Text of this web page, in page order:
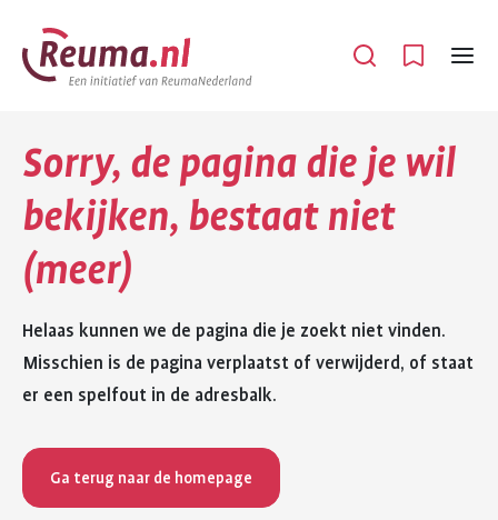
Spring
naar
hoofdinhoud
Spring
naar
footer
Open
Menu
Sorry, de pagina die je wil
bekijken, bestaat niet
(meer)
Helaas kunnen we de pagina die je zoekt niet vinden.
Misschien is de pagina verplaatst of verwijderd, of staat
er een spelfout in de adresbalk.
Ga terug naar de homepage